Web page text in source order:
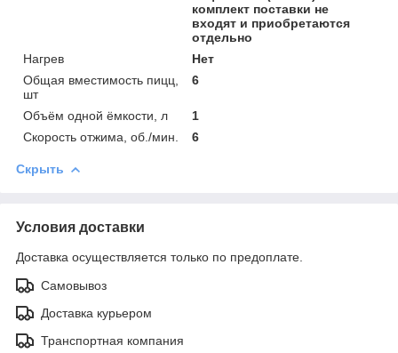
комплект поставки не
входят и приобретаются
отдельно
Нагрев
Нет
Общая вместимость пицц,
шт
6
Объём одной ёмкости, л
1
Скорость отжима, об./мин.
6
Скрыть
Условия доставки
Доставка осуществляется только по предоплате.
Самовывоз
Доставка курьером
Транспортная компания